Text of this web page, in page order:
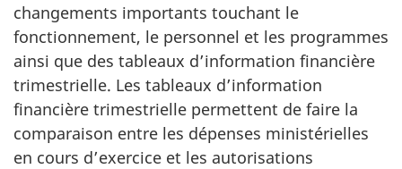
changements importants touchant le
fonctionnement, le personnel et les programmes
ainsi que des tableaux d’information financière
trimestrielle. Les tableaux d’information
financière trimestrielle permettent de faire la
comparaison entre les dépenses ministérielles
en cours d’exercice et les autorisations